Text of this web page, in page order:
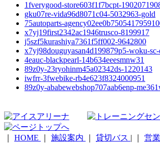
1fverygood-store603f1f7bcpt-
gku07re-vida96d8071c04-5032963-gold
75autoparts-
x7yj19first2342ac1946trusco-8199917
j5szf5kurashiya7361f5ff002-9642800
x7yj98douguyasan4d199879p5-woku-
4eauc-blackpearl-14b634eeesmnw31
89z0y-23ryohinm45a02342ds-1220143
iwfrr-3fwebike-rb4e623f8324000951
89z0y-ababewebshop707aab6enp-
HOME 施設案内 貸切バス | 営